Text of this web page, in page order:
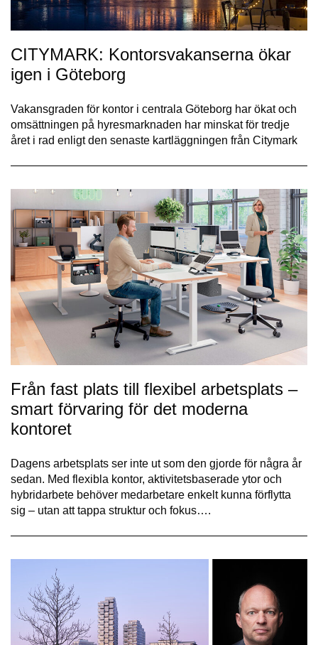
CITYMARK: Kontorsvakanserna ökar
igen i Göteborg
Vakansgraden för kontor i centrala Göteborg har ökat och
omsättningen på hyresmarknaden har minskat för tredje
året i rad enligt den senaste kartläggningen från Citymark
Från fast plats till flexibel arbetsplats –
smart förvaring för det moderna
kontoret
Dagens arbetsplats ser inte ut som den gjorde för några år
sedan. Med flexibla kontor, aktivitetsbaserade ytor och
hybridarbete behöver medarbetare enkelt kunna förflytta
sig – utan att tappa struktur och fokus….